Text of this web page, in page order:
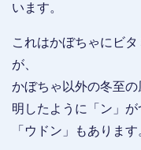
います。
これはかぼちゃにビ
が、
かぼちゃ以外の冬至
明したように「ン」
「ウドン」もあります